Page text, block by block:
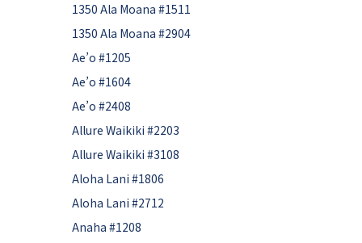
1350 Ala Moana #1511
1350 Ala Moana #2904
Ae’o #1205
Ae’o #1604
Ae’o #2408
Allure Waikiki #2203
Allure Waikiki #3108
Aloha Lani #1806
Aloha Lani #2712
Anaha #1208